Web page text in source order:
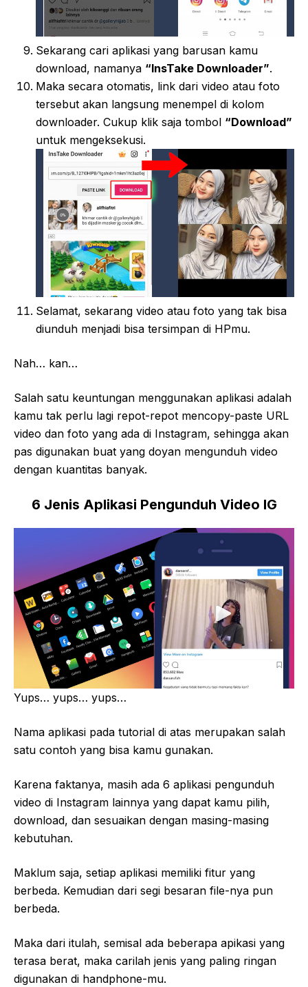
Sekarang cari aplikasi yang barusan kamu
download, namanya “InsTake Downloader”.
Maka secara otomatis, link dari video atau foto
tersebut akan langsung menempel di kolom
downloader. Cukup klik saja tombol “Download”
untuk mengeksekusi.
Selamat, sekarang video atau foto yang tak bisa
diunduh menjadi bisa tersimpan di HPmu.
Nah… kan…
Salah satu keuntungan menggunakan aplikasi adalah
kamu tak perlu lagi repot-repot mencopy-paste URL
video dan foto yang ada di Instagram, sehingga akan
pas digunakan buat yang doyan mengunduh video
dengan kuantitas banyak.
6 Jenis Aplikasi Pengunduh Video IG
Yups… yups… yups…
Nama aplikasi pada tutorial di atas merupakan salah
satu contoh yang bisa kamu gunakan.
Karena faktanya, masih ada 6 aplikasi pengunduh
video di Instagram lainnya yang dapat kamu pilih,
download, dan sesuaikan dengan masing-masing
kebutuhan.
Maklum saja, setiap aplikasi memiliki fitur yang
berbeda. Kemudian dari segi besaran file-nya pun
berbeda.
Maka dari itulah, semisal ada beberapa apikasi yang
terasa berat, maka carilah jenis yang paling ringan
digunakan di handphone-mu.